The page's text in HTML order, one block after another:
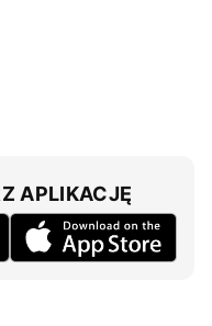
APLIKACJĘ